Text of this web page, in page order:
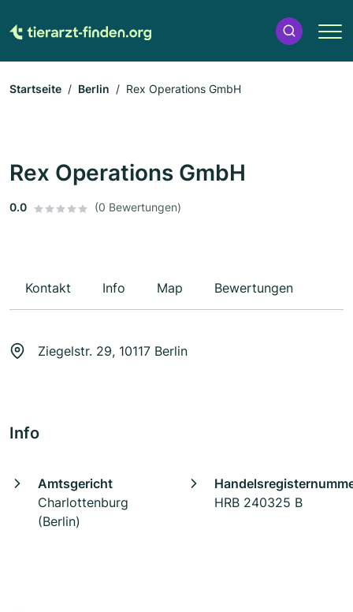
Startseite Berlin Rex Operations GmbH
Rex Operations GmbH
0.0 (0 Bewertungen)
Kontakt Info Map Bewertungen
Ziegelstr. 29, 10117 Berlin
Info
Amtsgericht
Charlottenburg
(Berlin)
HRB 240325 B